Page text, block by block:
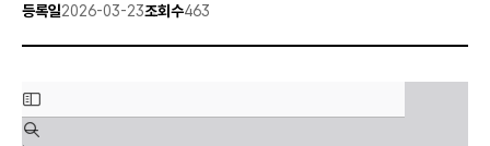
등록일2026-03-23조회수463